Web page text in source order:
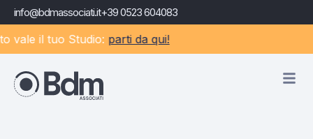
info@bdmassociati.it+39 0523 604083
vale il tuo Studio: parti da qui!